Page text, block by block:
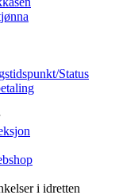
Status
i idretten